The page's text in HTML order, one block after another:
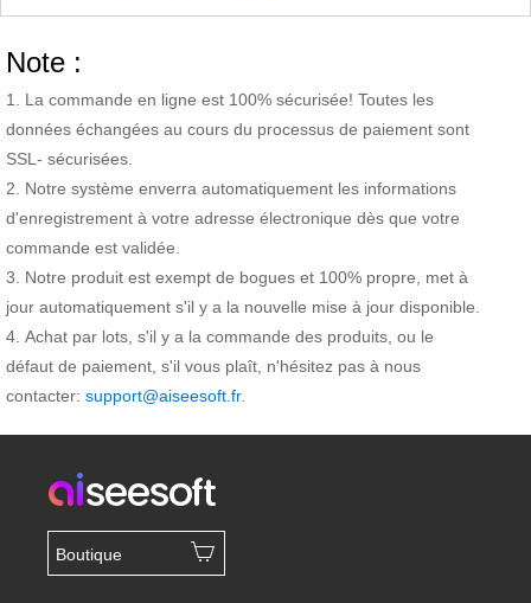
Note :
La commande en ligne est 100% sécurisée! Toutes les
données échangées au cours du processus de paiement sont
SSL- sécurisées.
Notre système enverra automatiquement les informations
d'enregistrement à votre adresse électronique dès que votre
commande est validée.
Notre produit est exempt de bogues et 100% propre, met à
jour automatiquement s'il y a la nouvelle mise à jour disponible.
Achat par lots, s'il y a la commande des produits, ou le
défaut de paiement, s'il vous plaît, n'hésitez pas à nous
contacter: support@aiseesoft.fr.
Boutique